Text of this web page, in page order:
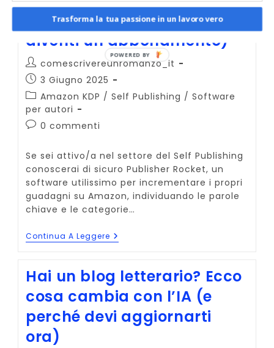
ultima chance (prima che
diventi un abbonamento)
Autore
dell'articolo:
comescrivereunromanzo_it
Articolo
pubblicato:
3 Giugno 2025
Categoria
dell'articolo:
Amazon KDP / Self Publishing / Software
per autori
Commenti
0 commenti
Se sei attivo/a nel settore del Self Publishing
conoscerai di sicuro Publisher Rocket, un
software utilissimo per incrementare i propri
guadagni su Amazon, individuando le parole
chiave e le categorie…
Continua A Leggere Publisher
Rocket
Chance
(prima
Che
Diventi
Un
Abbonamento)
Hai un blog letterario? Ecco
cosa cambia con l’IA (e
perché devi aggiornarti
ora)
Trasforma la tua passione in un lavoro vero